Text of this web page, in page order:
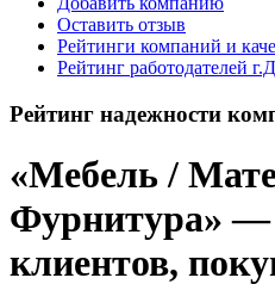
Оставить отзыв
Рейтинги компаний и
Рейтинг работодателей
Рейтинг надежности
«Мебель /
Фурнитура»
клиентов,